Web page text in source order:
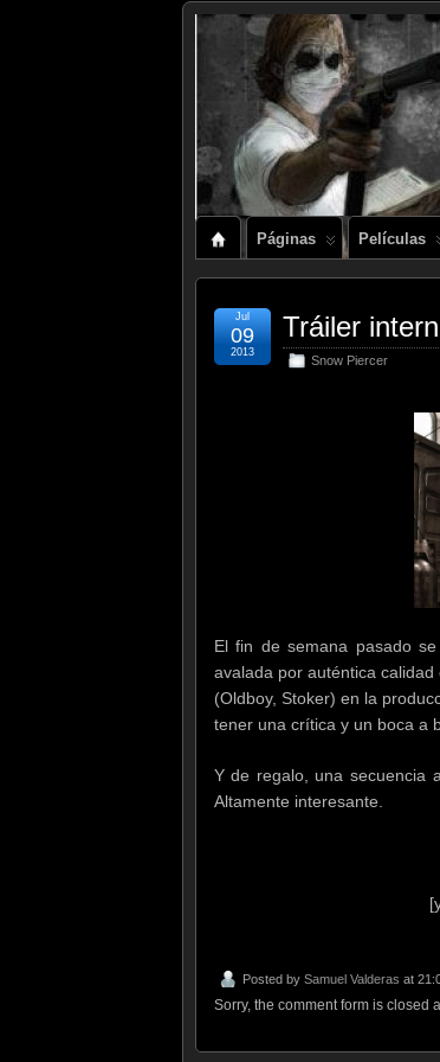
Páginas Películas
Tráiler
Snow Piercer
Jul
09
2013
El fin de semana pasado
avalada por auténtica
(Oldboy, Stoker) en la
tener una crítica y un boca a
Y de regalo, una secuencia
Altamente interesante.
Posted by Samuel Valderas at
Sorry, the comment form is closed